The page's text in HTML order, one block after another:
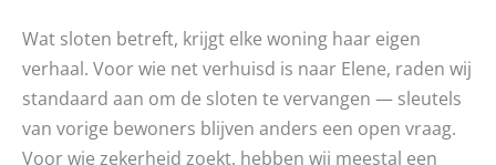
Wat sloten betreft, krijgt elke woning haar eigen
verhaal. Voor wie net verhuisd is naar Elene, raden wij
standaard aan om de sloten te vervangen — sleutels
van vorige bewoners blijven anders een open vraag.
Voor wie zekerheid zoekt, hebben wij meestal een